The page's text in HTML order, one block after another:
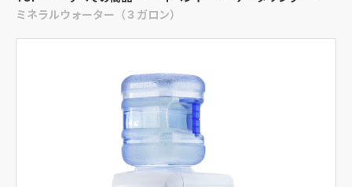
ミネラルウォーター（３ガロン）